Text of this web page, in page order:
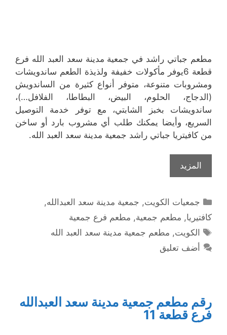
مطعم جباتي راشد في جمعية مدينة سعد العبد الله فرع
قطعة 6يوفر مأكولات خفيفة ولذيذة الطعم ساندويشات
ومشروبات متنوعة، متوفر أنواع كثيرة من الساندويش
(الدجاج، الحلوم، البيض، البطاطا، الفلافل…)،
ساندويشات بخبز الشابتي، مع توفر خدمة التوصيل
السريع، وأيضا يمكنك طلب أي مشروب بارد أو ساخن
من كافيتريا جباتي راشد جمعية مدينة سعد العبد الله.
المزيد
التصنيفات
جمعيات الكويت, جمعية مدينة سعد العبدالله,
كافتيريا, مطعم جمعية, مطعم فرع جمعية
الوسوم
الكويت, مطعم جمعية مدينة سعد العبد الله
أضف تعليق
رقم مطعم جمعية مدينة سعد العبدالله
فرع قطعة 11